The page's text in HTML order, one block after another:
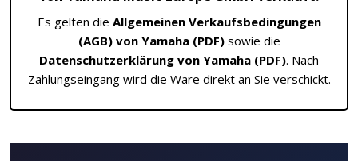
Es gelten die Allgemeinen Verkaufsbedingungen
(AGB) von Yamaha (PDF)sowie die
Datenschutzerklärung von Yamaha (PDF). Nach
Zahlungseingang wird die Ware direkt an Sie verschickt.